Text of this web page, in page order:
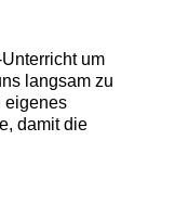
um
langsam zu
eigenes
damit die